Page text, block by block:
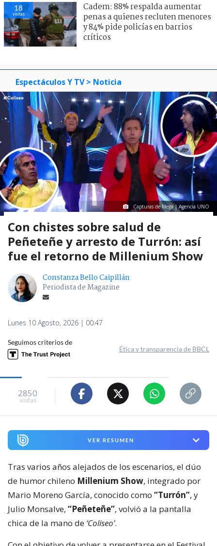
18
visitas
Cadem: 88% respalda aumentar
penas a quienes recluten menores
y 84% pide policías en barrios
críticos
Espectáculos Y TV > Noticia
Capturas de Mega | Agencia UNO
Con chistes sobre salud de
Peñeteñe y arresto de Turrón: así
fue el retorno de Millenium Show
Constanza Bello Caipillán
Periodista de Magazine
Lunes 10 Agosto, 2026 | 00:47
Seguimos criterios de
Ética y transparencia de BBCL
2850
visitas
VER RESUMEN
Tras varios años alejados de los escenarios, el dúo
de humor chileno Millenium Show, integrado por
Mario Moreno García, conocido como “Turrón”, y
Julio Monsalve, “Peñeteñe”, volvió a la pantalla
chica de la mano de ‘Coliseo’.